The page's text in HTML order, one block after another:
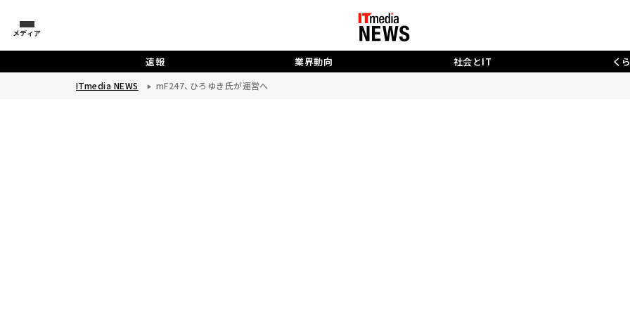
メディア
速報 業界動向 社会とIT く
ITmedia NEWS mF247、ひろゆき氏が運営へ